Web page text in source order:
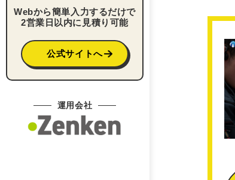
Webから簡単入力するだけで
2営業日以内に見積り可能
公式サイトへ
運用会社